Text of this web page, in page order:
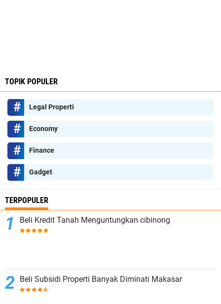
TOPIK POPULER
Legal Properti
Economy
Finance
Gadget
TERPOPULER
Beli Kredit Tanah Menguntungkan cibinong
Beli Subsidi Properti Banyak Diminati Makasar